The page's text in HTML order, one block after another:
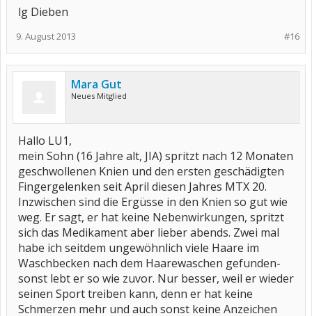
lg Dieben
#16
9. August 2013
Mara Gut
Neues Mitglied
Hallo LU1,
mein Sohn (16 Jahre alt, JIA) spritzt nach 12 Monaten
geschwollenen Knien und den ersten geschädigten
Fingergelenken seit April diesen Jahres MTX 20.
Inzwischen sind die Ergüsse in den Knien so gut wie
weg. Er sagt, er hat keine Nebenwirkungen, spritzt
sich das Medikament aber lieber abends. Zwei mal
habe ich seitdem ungewöhnlich viele Haare im
Waschbecken nach dem Haarewaschen gefunden-
sonst lebt er so wie zuvor. Nur besser, weil er wieder
seinen Sport treiben kann, denn er hat keine
Schmerzen mehr und auch sonst keine Anzeichen